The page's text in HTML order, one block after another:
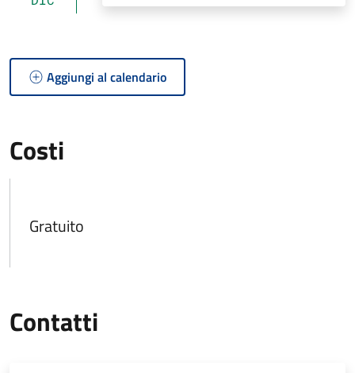
Aggiungi al calendario
Costi
Gratuito
Contatti